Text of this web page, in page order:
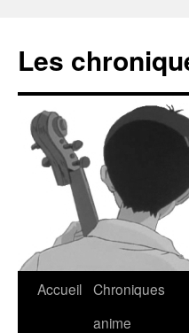
Les
Accueil Chroniques
anime